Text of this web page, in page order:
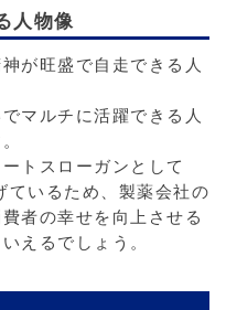
人物像
が旺盛で自走できる人
マルチに活躍できる人
トスローガンとして
ているため、製薬会社の
者の幸せを向上させる
えるでしょう。